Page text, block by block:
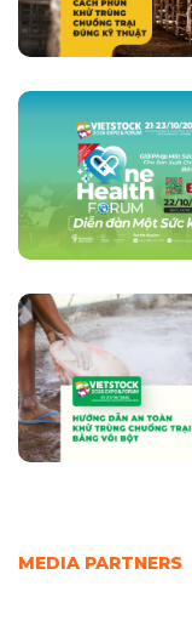
MEDIA PARTNERS